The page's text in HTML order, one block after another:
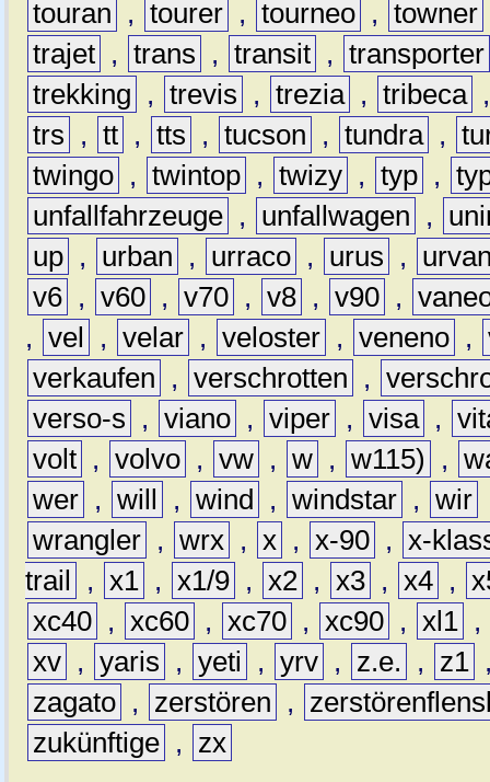
touran , tourer , tourneo , towner
trajet , trans , transit , transporter
trekking
, trevis , trezia , tribeca
trs
, tt , tts , tucson , tundra ,
twingo , twintop , twizy , typ ,
unfallfahrzeuge , unfallwagen ,
up , urban , urraco , urus ,
v6 , v60 , v70 , v8 , v90 ,
, vel , velar , veloster , veneno ,
verkaufen
, verschrotten ,
verso-s
, viano , viper , visa ,
volt , volvo , vw , w , w115) ,
wer , will , wind , windstar , wir
wrangler , wrx , x , x-90 , x-
trail
, x1 , x1/9 , x2 , x3 , x4 ,
xc40 , xc60 , xc70 , xc90 , xl1 ,
xv , yaris , yeti , yrv , z.e. , z1
zagato , zerstören ,
zukünftige , zx